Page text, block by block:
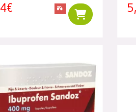
Ajouter au